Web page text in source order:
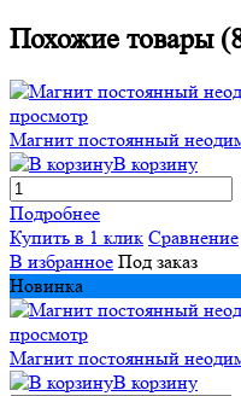
Похожие товары
просмотр
Магнит постоянный
В корзину
Подробнее
Купить в 1 клик Сравнение
В избранное Под заказ
Новинка
просмотр
Магнит постоянный
В корзину